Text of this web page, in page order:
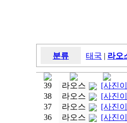
분류 태국 | 라오
39 라오스 [사진
38
라오스 [사진
37
라오스 [사진
36
라오스 [사진